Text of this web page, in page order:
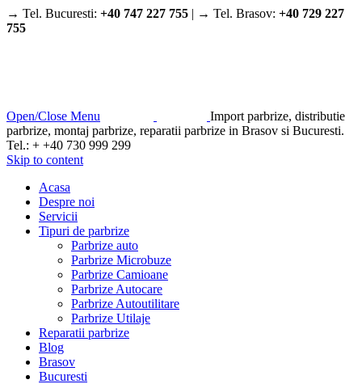
→ Tel. Bucuresti: +40 747 227 755 | → Tel. Brasov: +40 729 227
755
Open/Close Menu
Import parbrize, distributie
parbrize, montaj parbrize, reparatii parbrize in Brasov si Bucuresti.
Tel.: + +40 730 999 299
Skip to content
Acasa
Despre noi
Servicii
Tipuri de parbrize
Parbrize auto
Parbrize Microbuze
Parbrize Camioane
Parbrize Autocare
Parbrize Autoutilitare
Parbrize Utilaje
Reparatii parbrize
Blog
Brasov
Bucuresti